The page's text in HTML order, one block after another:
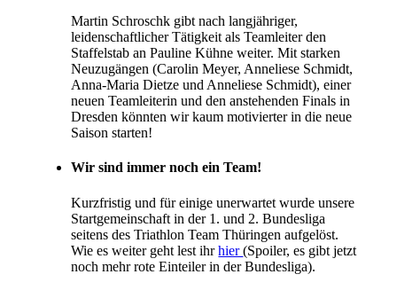
Martin Schroschk gibt nach langjähriger,
leidenschaftlicher Tätigkeit als Teamleiter den
Staffelstab an Pauline Kühne weiter. Mit starken
Neuzugängen (Carolin Meyer, Anneliese Schmidt,
Anna-Maria Dietze und Anneliese Schmidt), einer
neuen Teamleiterin und den anstehenden Finals in
Dresden könnten wir kaum motivierter in die neue
Saison starten!
Wir sind immer noch ein Team!
Kurzfristig und für einige unerwartet wurde unsere
Startgemeinschaft in der 1. und 2. Bundesliga
seitens des Triathlon Team Thüringen aufgelöst.
Wie es weiter geht lest ihrhier(Spoiler, es gibt jetzt
noch mehr rote Einteiler in der Bundesliga).